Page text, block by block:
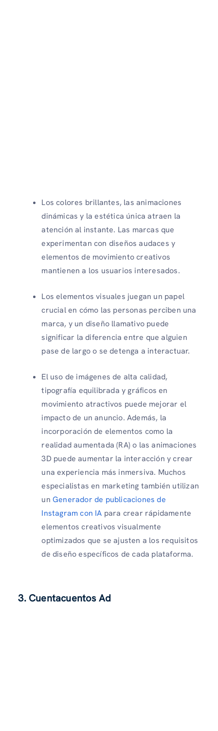
Los colores brillantes, las animaciones
dinámicas y la estética única atraen la
atención al instante. Las marcas que
experimentan con diseños audaces y
elementos de movimiento creativos
mantienen a los usuarios interesados.
Los elementos visuales juegan un papel
crucial en cómo las personas perciben una
marca, y un diseño llamativo puede
significar la diferencia entre que alguien
pase de largo o se detenga a interactuar.
El uso de imágenes de alta calidad,
tipografía equilibrada y gráficos en
movimiento atractivos puede mejorar el
impacto de un anuncio. Además, la
incorporación de elementos como la
realidad aumentada (RA) o las animaciones
3D puede aumentar la interacción y crear
una experiencia más inmersiva. Muchos
especialistas en marketing también utilizan
un Generador de publicaciones de
Instagram con IA para crear rápidamente
elementos creativos visualmente
optimizados que se ajusten a los requisitos
de diseño específicos de cada plataforma.
3. Cuentacuentos Ad